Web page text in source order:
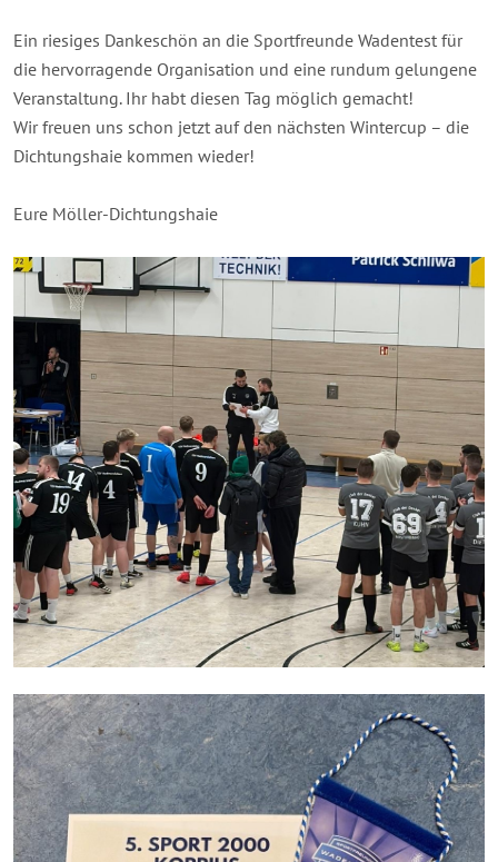
Ein riesiges Dankeschön an die Sportfreunde Wadentest für
die hervorragende Organisation und eine rundum gelungene
Veranstaltung. Ihr habt diesen Tag möglich gemacht!
Wir freuen uns schon jetzt auf den nächsten Wintercup – die
Dichtungshaie kommen wieder!
Eure Möller-Dichtungshaie